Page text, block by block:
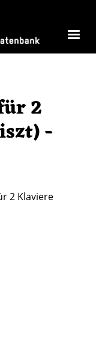
2
-
2 Klaviere